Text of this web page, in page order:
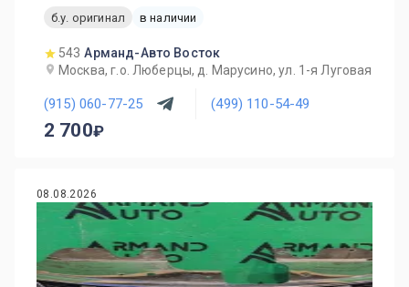
б.у. оригинал
в наличии
543 Арманд-Авто Восток
Москва, г.о. Люберцы, д. Марусино, ул. 1-я Луговая
(915) 060-77-25 (499) 110-54-49
2 700
08.08.2026